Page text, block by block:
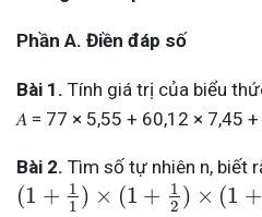
Phần A. Điền đáp số
Bài 1. Tính giá trị của biểu
𝐴 = 77 × 5,55 + 60,12 × 7,45 +
Bài 2. Tìm số tự nhiên n, biết
(1 + 1
1 ) × (1 +
1
2 ) × (1 +